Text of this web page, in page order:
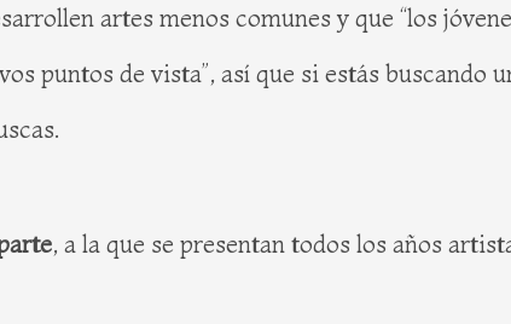
artes menos comunes y que “los
puntos de vista”, así que si estás buscando
, a la que se presentan todos los años